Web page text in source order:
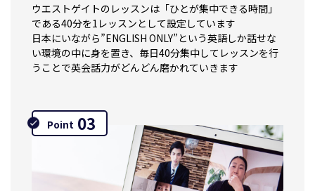
ウエストゲイトのレッスンは 「ひとが集中できる時間」
である40分を1レッスンとして設定しています
日本にいながら”ENGLISH ONLY”という英語しか話せな
い環境の中に身を置き、 毎日40分集中してレッスンを行
うことで英会話力がどんどん磨かれていきます
Point 03